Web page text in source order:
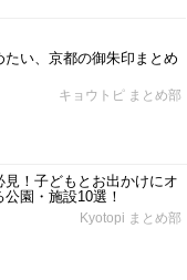
たい、京都の御朱印まとめ
キョウトピ まとめ部
見！子どもとお出かけにオ
園・施設10選！
Kyotopi まとめ部